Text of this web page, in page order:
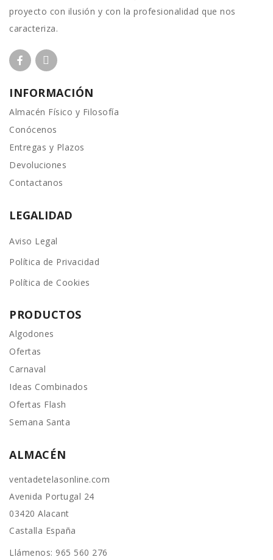
proyecto con ilusión y con la profesionalidad que nos
caracteriza.
INFORMACIÓN
Almacén Físico y Filosofía
Conócenos
Entregas y Plazos
Devoluciones
Contactanos
LEGALIDAD
Aviso Legal
Política de Privacidad
Política de Cookies
PRODUCTOS
Algodones
Ofertas
Carnaval
Ideas Combinados
Ofertas Flash
Semana Santa
ALMACÉN
ventadetelasonline.com
Avenida Portugal 24
03420 Alacant
Castalla España
Llámenos: 965 560 276